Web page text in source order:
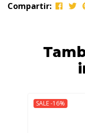
Compartir:
SALE -16%